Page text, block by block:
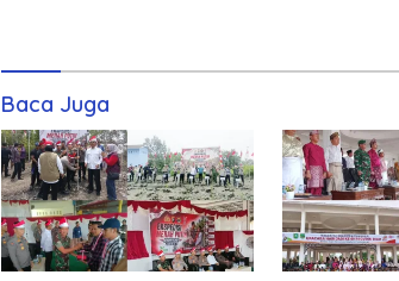
Komentar
Baca Juga